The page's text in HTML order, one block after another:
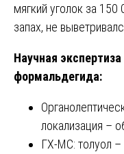
мягкий уголок за
запах, не
Научная
формальдегида:
локализация –
ГХ-МС: толуол